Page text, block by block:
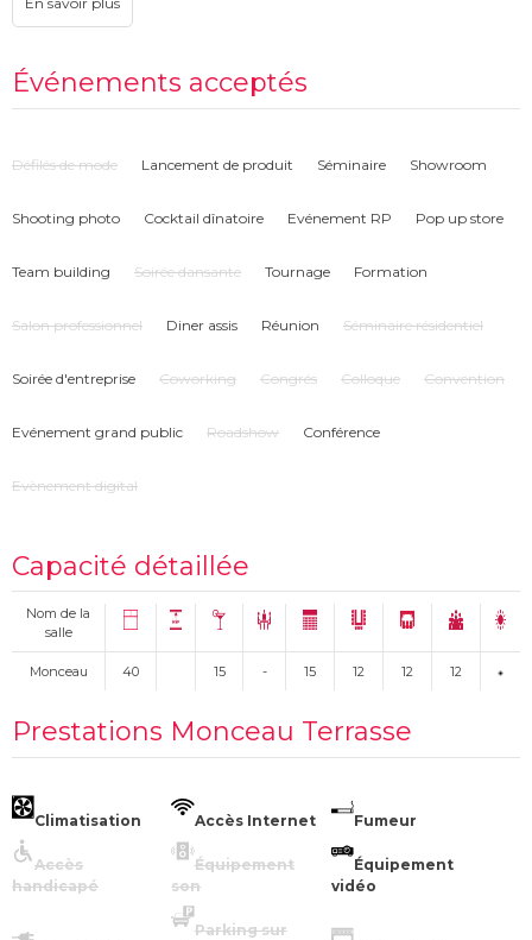
Événements acceptés
Défilés de mode Lancement de produit Séminaire Showroom
Shooting photo Cocktail dînatoire Evénement RP Pop up store
Team building Soirée dansante Tournage Formation
Salon professionnel Diner assis Réunion Séminaire résidentiel
Soirée d'entreprise Coworking Congrés Colloque Convention
Evénement grand public Roadshow Conférence
Evènement digital
Capacité détaillée
Nom de la
salle
Monceau 40 15 - 15 12 12 12
Prestations Monceau Terrasse
Climatisation Accès Internet Fumeur
Accès
handicapé
Équipement
son
Équipement
vidéo
Parking sur